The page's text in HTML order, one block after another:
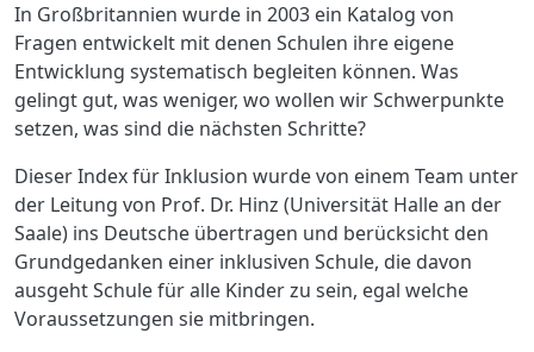
In Großbritannien wurde in 2003 ein Katalog von
Fragen entwickelt mit denen Schulen ihre eigene
Entwicklung systematisch begleiten können. Was
gelingt gut, was weniger, wo wollen wir Schwerpunkte
setzen, was sind die nächsten Schritte?
Dieser Index für Inklusion wurde von einem Team unter
der Leitung von Prof. Dr. Hinz (Universität Halle an der
Saale) ins Deutsche übertragen und berücksicht den
Grundgedanken einer inklusiven Schule, die davon
ausgeht Schule für alle Kinder zu sein, egal welche
Voraussetzungen sie mitbringen.